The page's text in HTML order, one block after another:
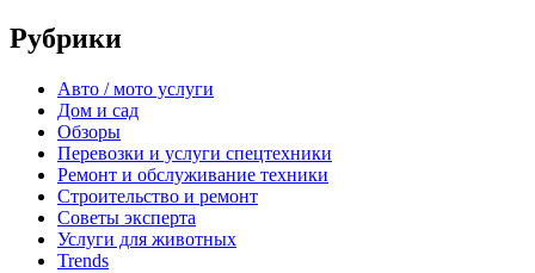
Рубрики
Авто / мото услуги
Дом и сад
Обзоры
Перевозки и услуги спецтехники
Ремонт и обслуживание техники
Строительство и ремонт
Советы эксперта
Услуги для животных
Trends